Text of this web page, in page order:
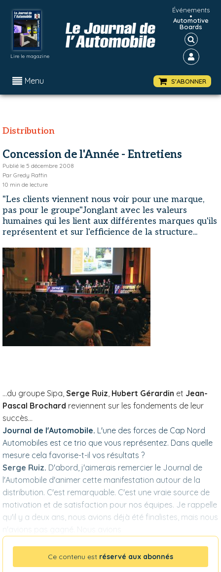
Lire le magazine
Événements
•
Automotive
Boards
Menu S'ABONNER
Distribution
Concession de l'Année - Entretiens
Publié le 5 décembre 2008
Par Gredy Raffin
10 min de lecture
"Les clients viennent nous voir pour une marque,
pas pour le groupe"Jonglant avec les valeurs
humaines qui les lient aux différentes marques qu'ils
représentent et sur l'efficience de la structure...
...du groupe Sipa, Serge Ruiz, Hubert Gérardin et Jean-
Pascal Brochard reviennent sur les fondements de leur
succès...
Journal de l'Automobile. L'une des forces de Cap Nord
Automobiles est ce trio que vous représentez. Dans quelle
mesure cela favorise-t-il vos résultats ?
Serge Ruiz. D'abord, j'aimerais remercier le Journal de
l'Automobile d'animer cette manifestation autour de la
distribution. C'est remarquable. C'est une vraie source de
motivation et de satisfaction pour nos équipes. Je rappelle
qu'il y a deux ans, nous avions déjà été finalistes, mais nous
n'avions pas gagné. Nous avions
Ce contenu est réservé aux abonnés